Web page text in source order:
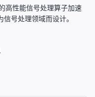
高性能信号处理算子加速
号处理领域而设计。